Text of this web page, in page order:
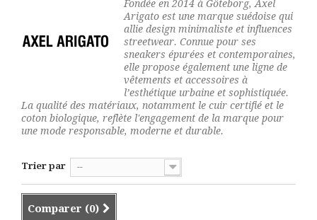
Fondée en 2014 à Göteborg, Axel
Arigato est une marque suédoise qui
allie design minimaliste et influences
streetwear. Connue pour ses
sneakers épurées et contemporaines,
elle propose également une ligne de
vêtements et accessoires à
l’esthétique urbaine et sophistiquée.
La qualité des matériaux, notamment le cuir certifié et le
coton biologique, reflète l'engagement de la marque pour
une mode responsable, moderne et durable.
Trier par --
Comparer (0)